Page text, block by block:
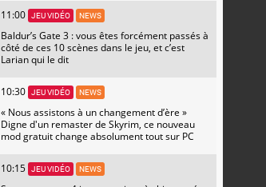
11:00 JEU VIDÉO NEWS
Baldur’s Gate 3 : vous êtes forcément passés à
côté de ces 10 scènes dans le jeu, et c’est
Larian qui le dit
10:30 JEU VIDÉO NEWS
« Nous assistons à un changement d’ère »
Digne d'un remaster de Skyrim, ce nouveau
mod gratuit change absolument tout sur PC
10:15 JEU VIDÉO NEWS